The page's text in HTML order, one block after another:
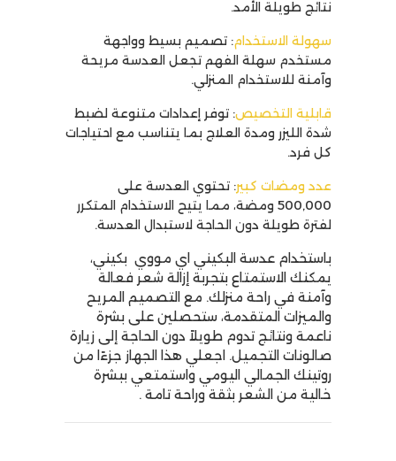
نتائج طويلة الأمد.
سهولة الاستخدام: تصميم بسيط وواجهة
مستخدم سهلة الفهم تجعل العدسة مريحة
وآمنة للاستخدام المنزلي.
قابلية التخصيص: توفر إعدادات متنوعة لضبط
شدة الليزر ومدة العلاج بما يتناسب مع احتياجات
كل فرد.
عدد ومضات كبير: تحتوي العدسة على
500,000 ومضة، مما يتيح الاستخدام المتكرر
لفترة طويلة دون الحاجة لاستبدال العدسة.
باستخدام عدسة البكيني اي مووي بكيني،
يمكنك الاستمتاع بتجربة إزالة شعر فعالة
وآمنة في راحة منزلك. مع التصميم المريح
والميزات المتقدمة، ستحصلين على بشرة
ناعمة ونتائج تدوم طويلاً دون الحاجة إلى زيارة
صالونات التجميل. اجعلي هذا الجهاز جزءًا من
روتينك الجمالي اليومي واستمتعي ببشرة
خالية من الشعر بثقة وراحة تامة .